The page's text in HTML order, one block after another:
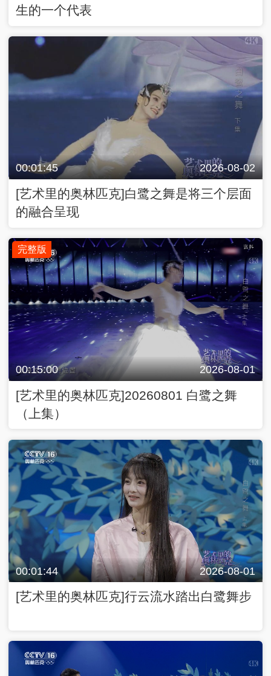
生的一个代表
00:01:45 2026-08-02
[艺术里的奥林匹克]白鹭之舞是将三个层面
的融合呈现
完整版
00:15:00 2026-08-01
[艺术里的奥林匹克]20260801 白鹭之舞
（上集）
00:01:44 2026-08-01
[艺术里的奥林匹克]行云流水踏出白鹭舞步